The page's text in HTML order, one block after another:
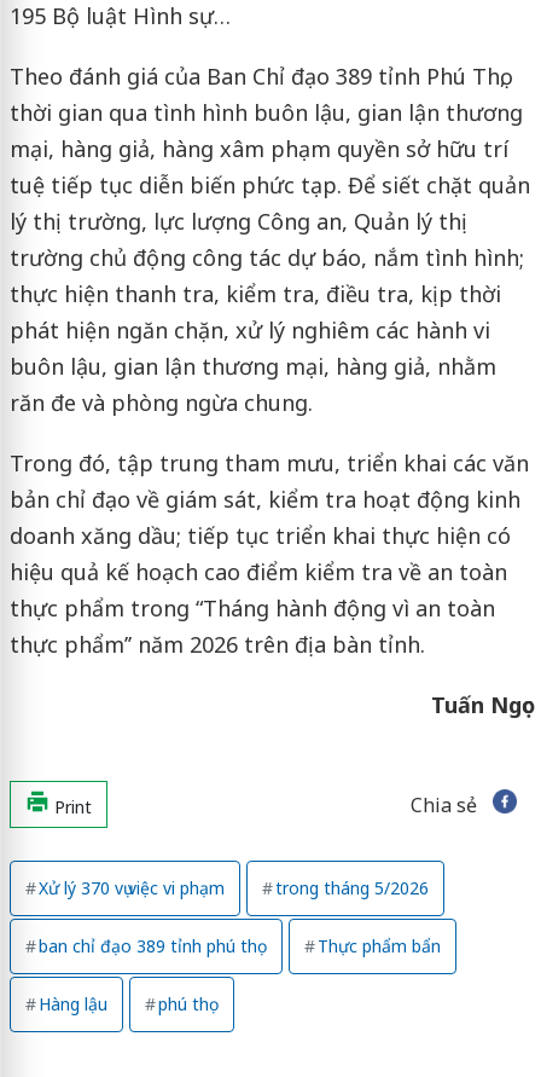
195 Bộ luật Hình sự…
Theo đánh giá của Ban Chỉ đạo 389 tỉnh Phú Thọ,
thời gian qua tình hình buôn lậu, gian lận thương
mại, hàng giả, hàng xâm phạm quyền sở hữu trí
tuệ tiếp tục diễn biến phức tạp. Để siết chặt quản
lý thị trường, lực lượng Công an, Quản lý thị
trường chủ động công tác dự báo, nắm tình hình;
thực hiện thanh tra, kiểm tra, điều tra, kịp thời
phát hiện ngăn chặn, xử lý nghiêm các hành vi
buôn lậu, gian lận thương mại, hàng giả, nhằm
răn đe và phòng ngừa chung.
Trong đó, tập trung tham mưu, triển khai các văn
bản chỉ đạo về giám sát, kiểm tra hoạt động kinh
doanh xăng dầu; tiếp tục triển khai thực hiện có
hiệu quả kế hoạch cao điểm kiểm tra về an toàn
thực phẩm trong “Tháng hành động vì an toàn
thực phẩm’’ năm 2026 trên địa bàn tỉnh.
Tuấn Ngọc
Print Chia sẻ
Xử lý 370 vụ việc vi phạm trong tháng 5/2026
ban chỉ đạo 389 tỉnh phú thọ Thực phẩm bẩn
Hàng lậu phú thọ